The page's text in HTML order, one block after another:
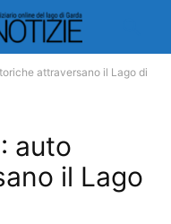
attraversano il Lago di
auto
il Lago